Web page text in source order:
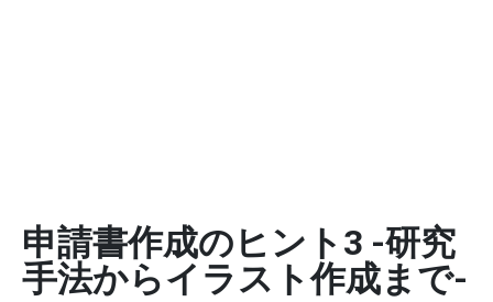
申請書作成のヒント3 -研究
手法からイラスト作成まで-